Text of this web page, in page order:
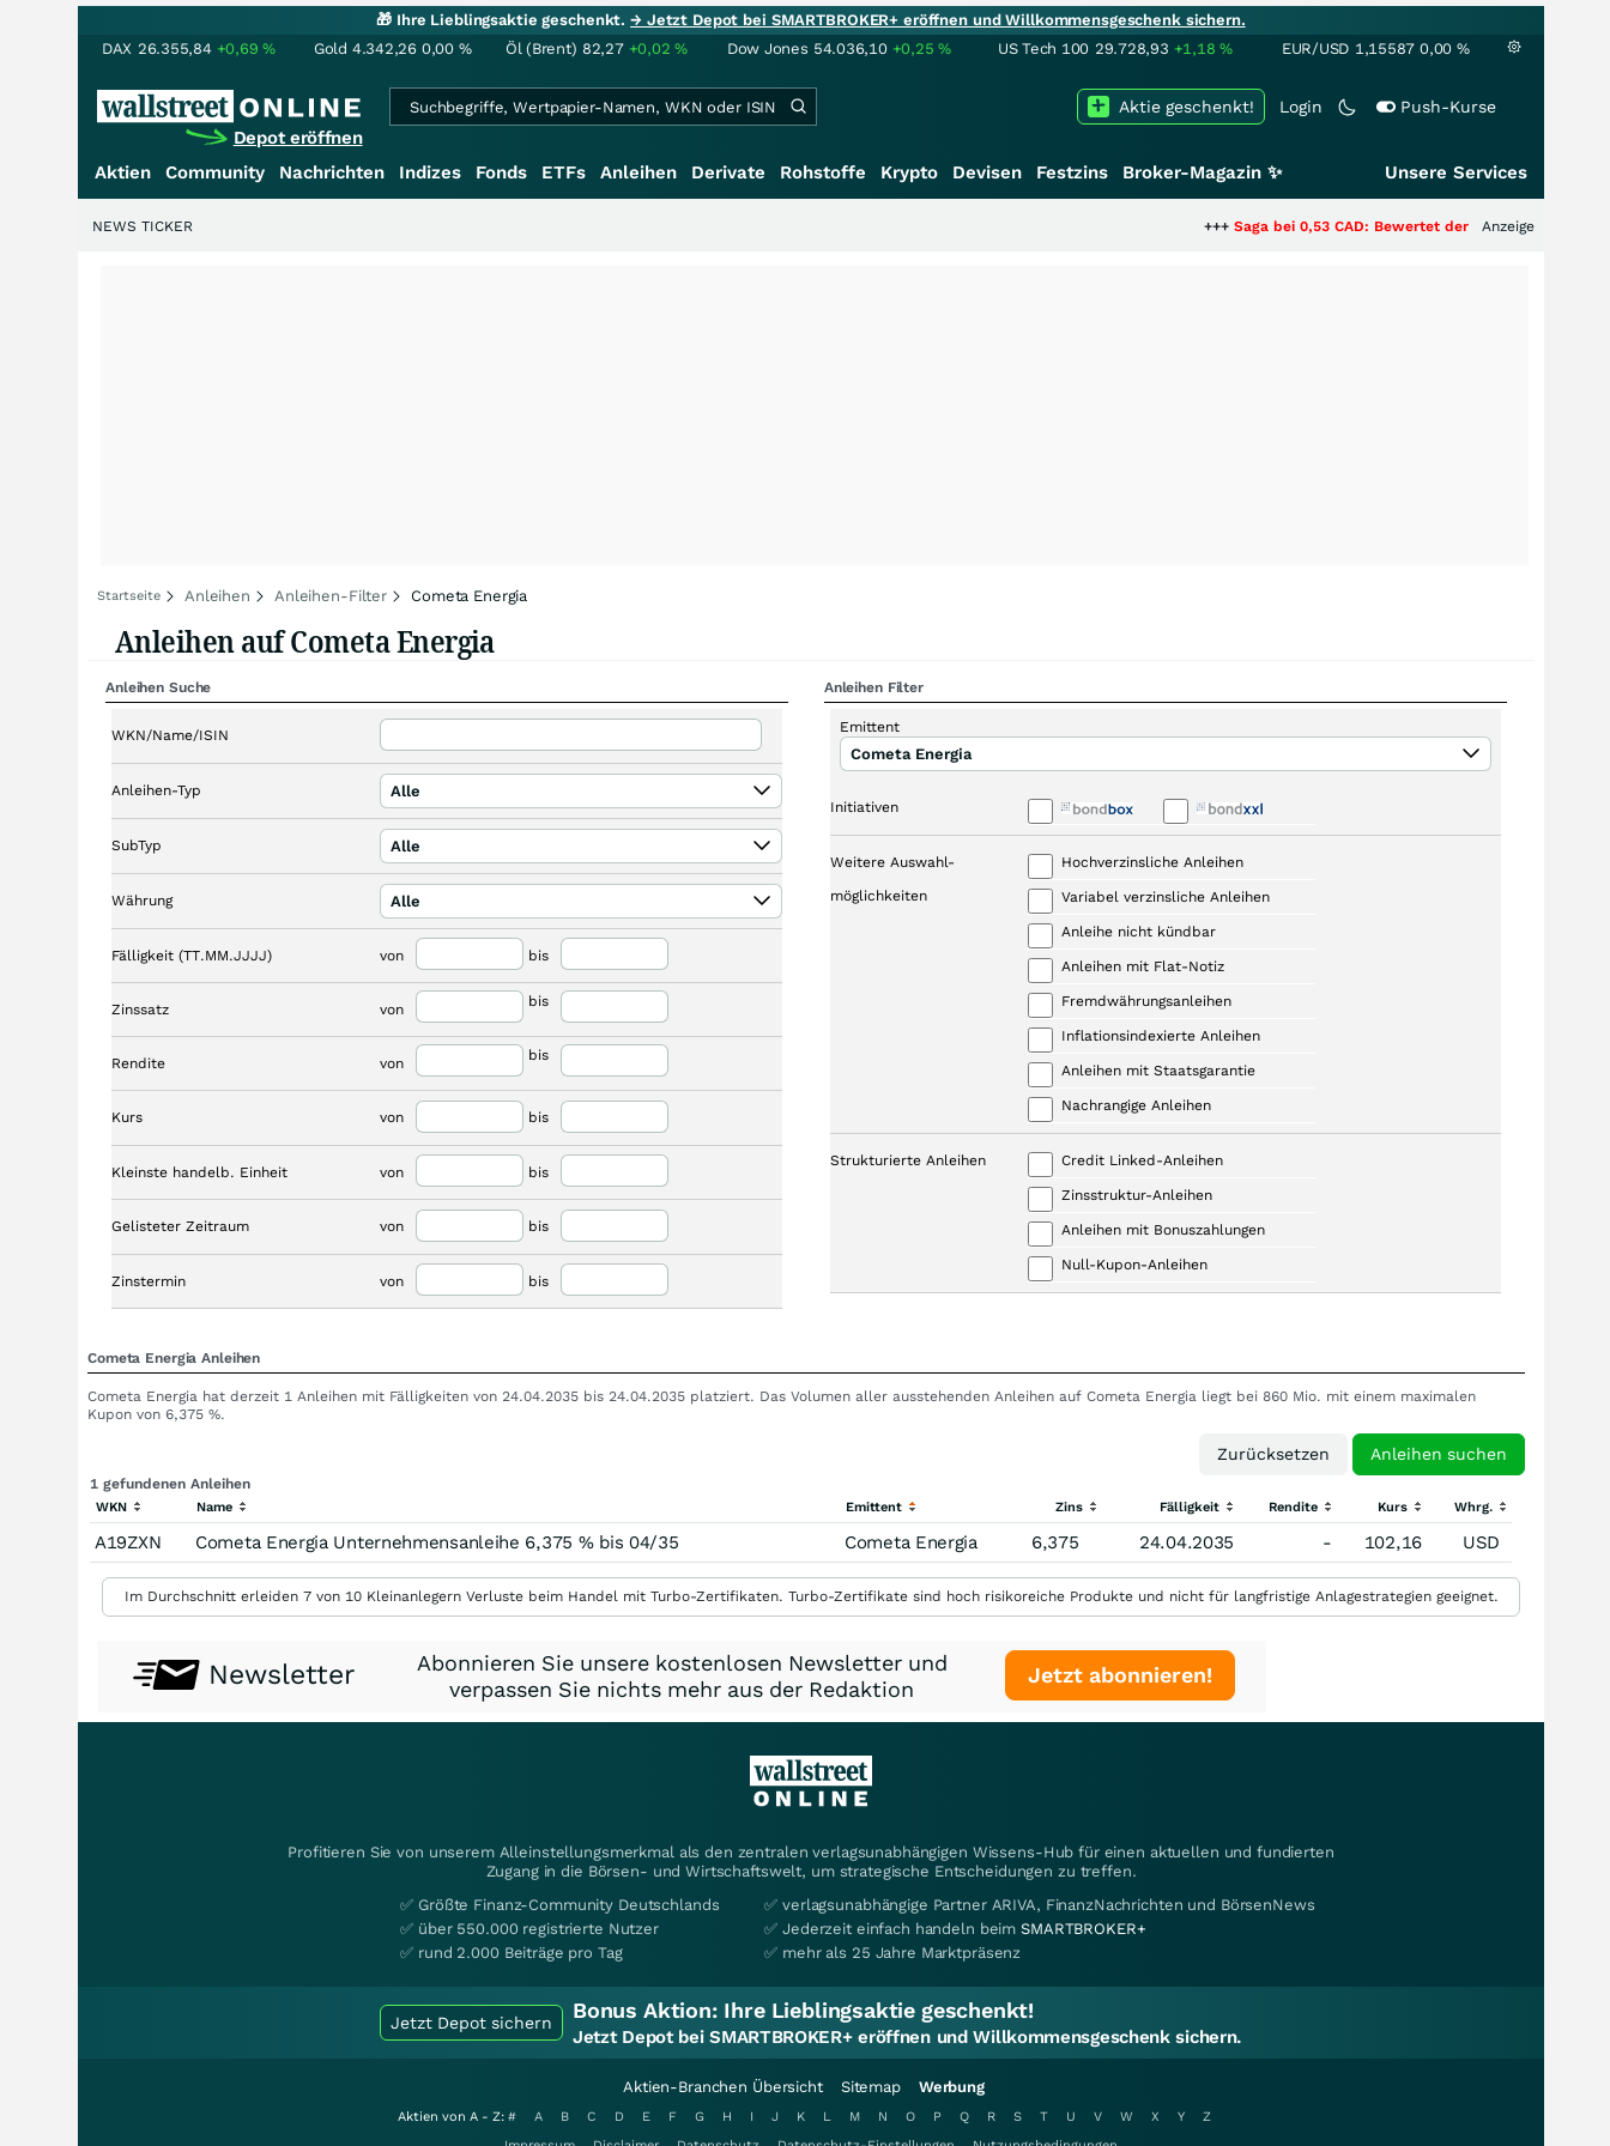
🎁 Ihre Lieblingsaktie geschenkt.→ Jetzt Depot bei SMARTBROKER+ eröffnen und Willkommensgeschenk sichern.
DAX 26.355,84 +0,69% Gold 4.342,26 0,00 % Öl (Brent) 82,27 +0,02% Dow Jones 54.036,10 +0,25% US Tech 100 29.728,93 +1,18% EUR/USD 1,15587 0,00 %
Depot eröffnen
Login Push-Kurse
Aktie geschenkt!
Aktien Community Nachrichten Indizes Fonds ETFs Anleihen Derivate Rohstoffe Krypto Devisen Festzins Broker-Magazin ✨ Unsere Services
Saga bei 0,53 CAD: Bewertet der Markt noch immer nur
Anzeige
NEWS TICKER
Startseite Anleihen Anleihen-Filter Cometa Energia
Anleihen auf Cometa Energia
Anleihen Suche
WKN/Name/ISIN
Anleihen-Typ Alle
SubTyp Alle
Währung Alle
Fälligkeit (TT.MM.JJJJ) von bis
Zinssatz von bis
Rendite von bis
Kurs von bis
Kleinste handelb. Einheit von bis
Gelisteter Zeitraum von bis
Zinstermin von bis
Anleihen Filter
Emittent
Cometa Energia
Initiativen
Weitere Auswahl-
möglichkeiten
Hochverzinsliche Anleihen
Variabel verzinsliche Anleihen
Anleihe nicht kündbar
Anleihen mit Flat-Notiz
Fremdwährungsanleihen
Inflationsindexierte Anleihen
Anleihen mit Staatsgarantie
Nachrangige Anleihen
Strukturierte Anleihen Credit Linked-Anleihen
Zinsstruktur-Anleihen
Anleihen mit Bonuszahlungen
Null-Kupon-Anleihen
Cometa Energia Anleihen
Cometa Energia hat derzeit 1 Anleihen mit Fälligkeiten von 24.04.2035 bis 24.04.2035 platziert. Das Volumen aller ausstehenden Anleihen auf Cometa Energia liegt bei 860 Mio. mit einem maximalen
Kupon von 6,375 %.
1 gefundenen Anleihen
WKN Name Emittent Zins Fälligkeit Rendite Kurs Whrg.
A19ZXN Cometa Energia Unternehmensanleihe 6,375 % bis 04/35 Cometa Energia 6,375 24.04.2035 - 102,16 USD
Im Durchschnitt erleiden 7 von 10 Kleinanlegern Verluste beim Handel mit Turbo-Zertifikaten. Turbo-Zertifikate sind hoch risikoreiche Produkte und nicht für langfristige Anlagestrategien geeignet.
Newsletter
Abonnieren Sie unsere kostenlosen Newsletter und
verpassen Sie nichts mehr aus der Redaktion
Jetzt abonnieren!
Profitieren Sie von unserem Alleinstellungsmerkmal als den zentralen verlagsunabhängigen Wissens-Hub für einen aktuellen und fundierten
Zugang in die Börsen- und Wirtschaftswelt, um strategische Entscheidungen zu treffen.
✅ Größte Finanz-Community Deutschlands
✅ über 550.000 registrierte Nutzer
✅ rund 2.000 Beiträge pro Tag
✅ verlagsunabhängige Partner ARIVA, FinanzNachrichten und BörsenNews
✅ Jederzeit einfach handeln beimSMARTBROKER+
✅ mehr als 25 Jahre Marktpräsenz
Jetzt Depot sichern Bonus Aktion: Ihre Lieblingsaktie geschenkt!
Jetzt Depot bei SMARTBROKER+ eröffnen und Willkommensgeschenk sichern.
Aktien-Branchen Übersicht Sitemap Werbung
Aktien von A - Z: # A B C D E F G H I J K L M N O P Q R S T U V W X Y
Z